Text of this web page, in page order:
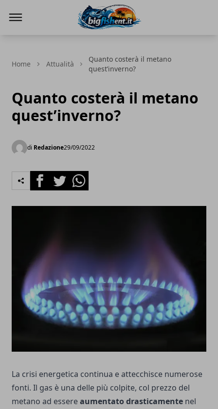
Home Attualità
Quanto costerà il metano
quest’inverno?
Quanto costerà il metano
quest’inverno?
di Redazione29/09/2022
FacebookTwitterWhatsapp
La crisi energetica continua e attecchisce numerose
fonti. Il gas è una delle più colpite, col prezzo del
metano ad essereaumentato drasticamente nel